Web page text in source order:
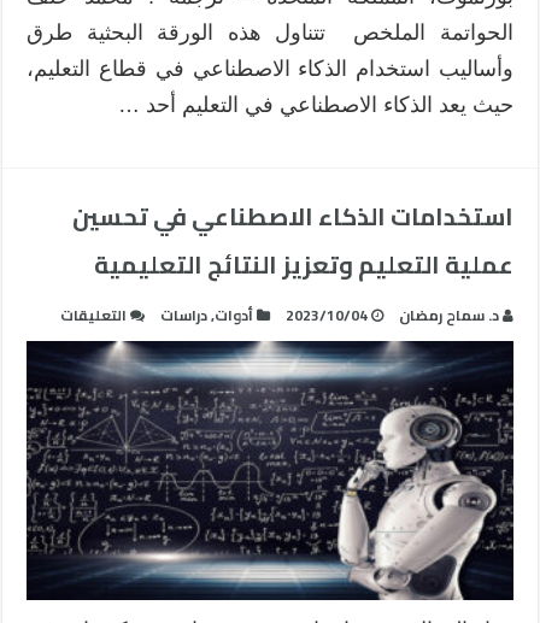
الحواتمة الملخص تتناول هذه الورقة البحثية طرق
وأساليب استخدام الذكاء الاصطناعي في قطاع التعليم،
حيث يعد الذكاء الاصطناعي في التعليم أحد …
استخدامات الذكاء الاصطناعي في تحسين
عملية التعليم وتعزيز النتائج التعليمية
د. سماح رمضان 2023/10/04 أدوات,دراسات التعليقات
الذكاء
في
تحسين
عملية
التعليم
وتعزيز
النتائج